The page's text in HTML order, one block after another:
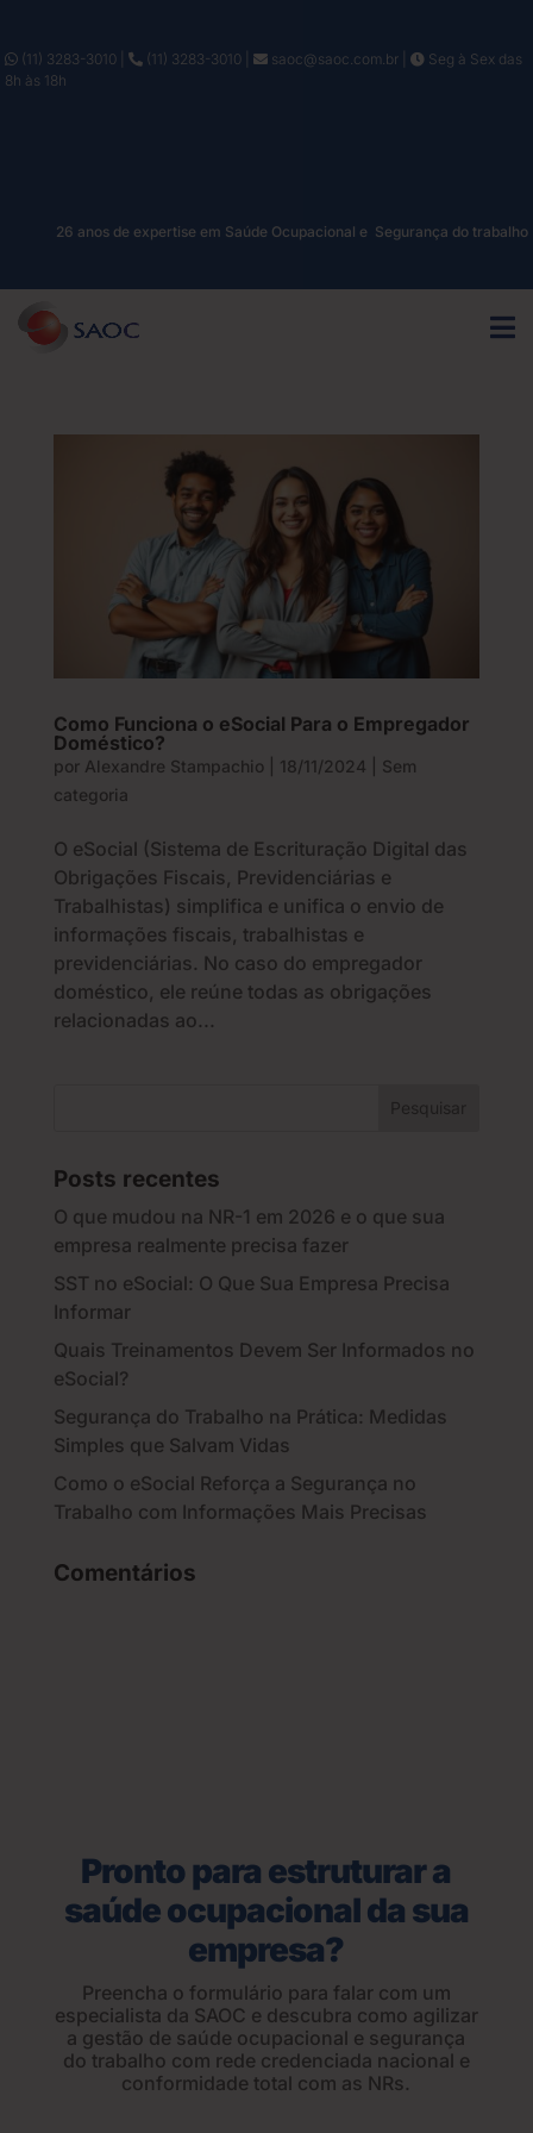
(11) 3283-3010 | (11) 3283-3010 | saoc@saoc.com.br |
Seg à Sex das
8h às 18h
26 anos de expertise em Saúde Ocupacional e Segurança do trabalho
Como Funciona o eSocial Para o Empregador
Doméstico?
por Alexandre Stampachio 18/11/2024
Sem
categoria
O eSocial (Sistema de Escrituração Digital das
Obrigações Fiscais, Previdenciárias e
Trabalhistas) simplifica e unifica o envio de
informações fiscais, trabalhistas e
previdenciárias. No caso do empregador
doméstico, ele reúne todas as obrigações
relacionadas ao...
Posts recentes
O que mudou na NR-1 em 2026 e o que sua
empresa realmente precisa fazer
SST no eSocial: O Que Sua Empresa Precisa
Informar
Quais Treinamentos Devem Ser Informados no
eSocial?
Segurança do Trabalho na Prática: Medidas
Simples que Salvam Vidas
Como o eSocial Reforça a Segurança no
Trabalho com Informações Mais Precisas
Comentários
Pronto para estruturar a
saúde ocupacional da sua
empresa?
Preencha o formulário para falar com um
especialista da SAOC e descubra como agilizar
a gestão de saúde ocupacional e segurança
do trabalho com rede credenciada nacional e
conformidade total com as NRs.